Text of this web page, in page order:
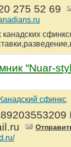
275 52 69
"Nuar-
сфинкс